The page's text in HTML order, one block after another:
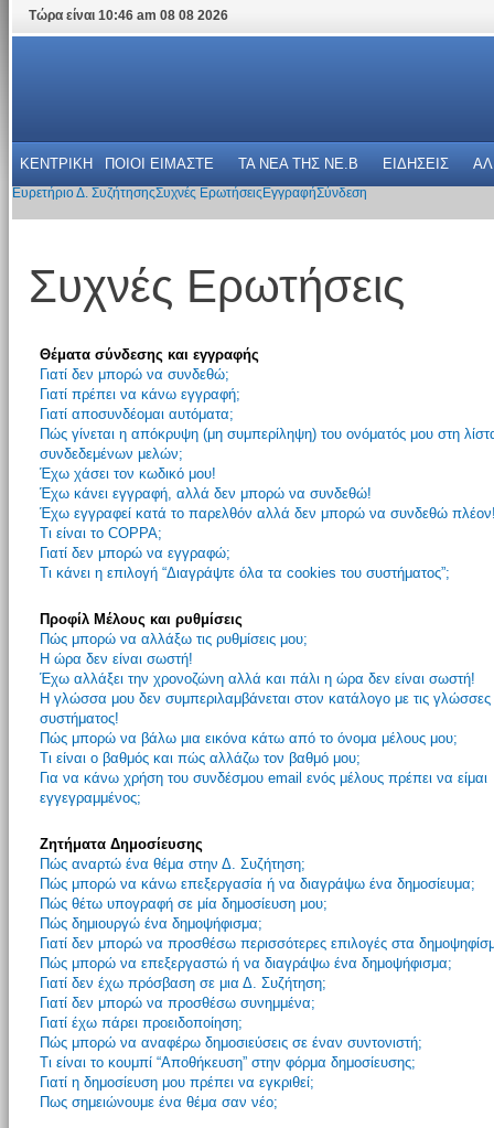
Τώρα είναι 10:46 am 08 08 2026
ΚΕΝΤΡΙΚΗ ΠΟΙΟΙ ΕΙΜΑΣΤΕ ΤΑ ΝΕΑ THΣ NE.B ΕΙΔΗΣΕΙΣ
Ευρετήριο Δ. ΣυζήτησηςΣυχνές Ερωτήσεις ΕγγραφήΣύνδεση
Συχνές Ερωτήσεις
Θέματα σύνδεσης και εγγραφής
Γιατί δεν μπορώ να συνδεθώ;
Γιατί πρέπει να κάνω εγγραφή;
Γιατί αποσυνδέομαι αυτόματα;
Πώς γίνεται η απόκρυψη (μη συμπερίληψη) του ονόματός μου στη
συνδεδεμένων μελών;
Έχω χάσει τον κωδικό μου!
Έχω κάνει εγγραφή, αλλά δεν μπορώ να συνδεθώ!
Έχω εγγραφεί κατά το παρελθόν αλλά δεν μπορώ να συνδεθώ
Τι είναι το COPPA;
Γιατί δεν μπορώ να εγγραφώ;
Τι κάνει η επιλογή “Διαγράψτε όλα τα cookies του συστήματος”;
Προφίλ Μέλους και ρυθμίσεις
Πώς μπορώ να αλλάξω τις ρυθμίσεις μου;
Η ώρα δεν είναι σωστή!
Έχω αλλάξει την χρονοζώνη αλλά και πάλι η ώρα δεν είναι σωστή!
Η γλώσσα μου δεν συμπεριλαμβάνεται στον κατάλογο με τις γλώσσες
συστήματος!
Πώς μπορώ να βάλω μια εικόνα κάτω από το όνομα μέλους μου;
Τι είναι ο βαθμός και πώς αλλάζω τον βαθμό μου;
Για να κάνω χρήση του συνδέσμου email ενός μέλους πρέπει να είμαι
εγγεγραμμένος;
Ζητήματα Δημοσίευσης
Πώς αναρτώ ένα θέμα στην Δ. Συζήτηση;
Πώς μπορώ να κάνω επεξεργασία ή να διαγράψω ένα δημοσίευμα;
Πώς θέτω υπογραφή σε μία δημοσίευση μου;
Πώς δημιουργώ ένα δημοψήφισμα;
Γιατί δεν μπορώ να προσθέσω περισσότερες επιλογές στα
Πώς μπορώ να επεξεργαστώ ή να διαγράψω ένα δημοψήφισμα;
Γιατί δεν έχω πρόσβαση σε μια Δ. Συζήτηση;
Γιατί δεν μπορώ να προσθέσω συνημμένα;
Γιατί έχω πάρει προειδοποίηση;
Πώς μπορώ να αναφέρω δημοσιεύσεις σε έναν συντονιστή;
Τι είναι το κουμπί “Αποθήκευση” στην φόρμα δημοσίευσης;
Γιατί η δημοσίευση μου πρέπει να εγκριθεί;
Πως σημειώνουμε ένα θέμα σαν νέο;